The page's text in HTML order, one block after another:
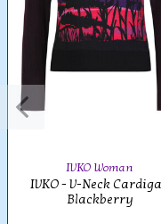
IVKO Woman
IVKO - V-Neck
Blackberry